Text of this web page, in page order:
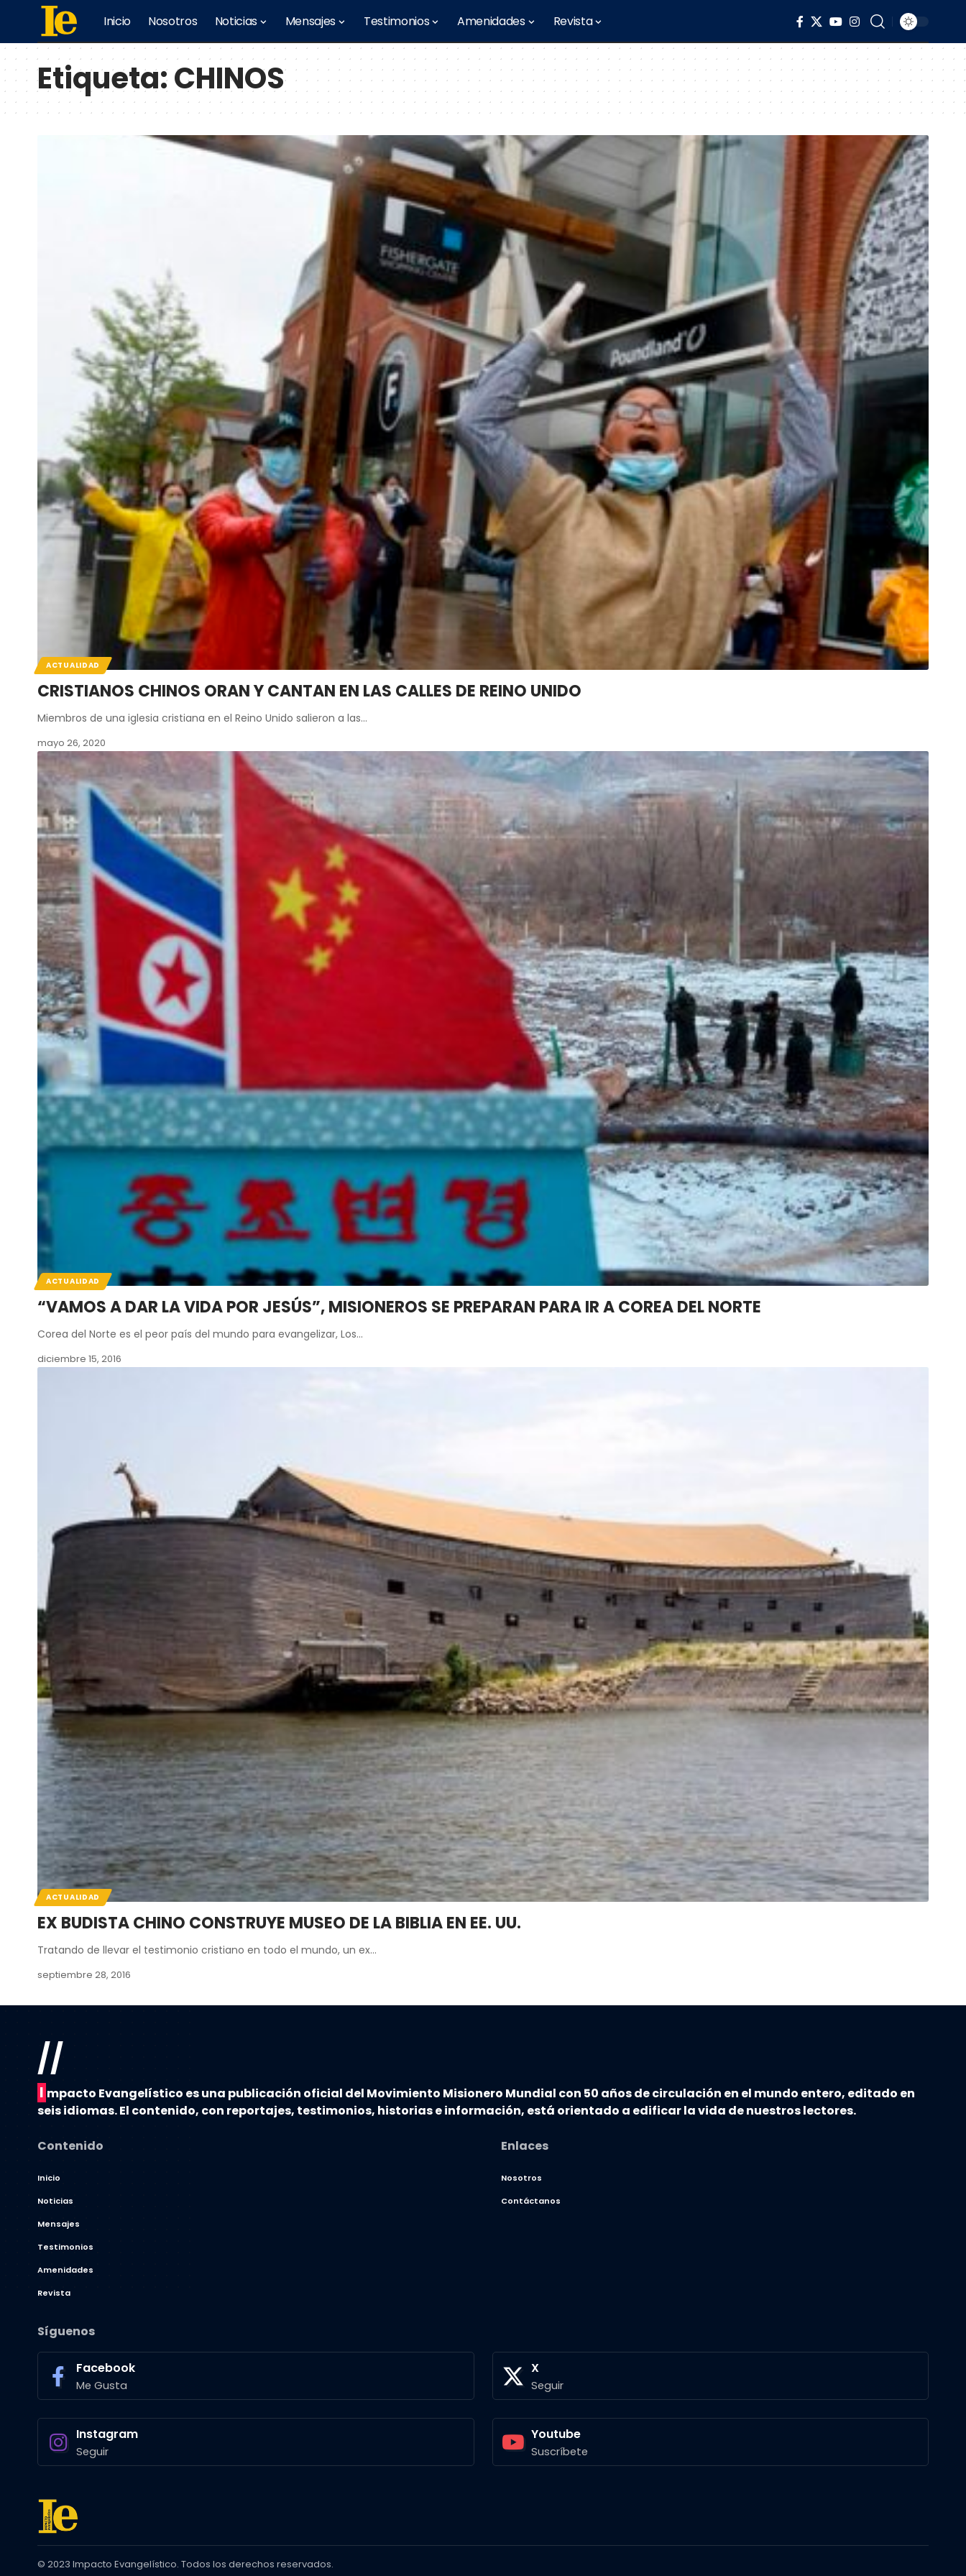
Inicio Nosotros Noticias Mensajes Testimonios Amenidades Revista
Etiqueta:CHINOS
ACTUALIDAD
CRISTIANOS CHINOS ORAN Y CANTAN EN LAS CALLES DE REINO UNIDO
Miembros de una iglesia cristiana en el Reino Unido salieron a las…
mayo 26, 2020
ACTUALIDAD
“VAMOS A DAR LA VIDA POR JESÚS”, MISIONEROS SE PREPARAN PARA IR A COREA DEL NORTE
Corea del Norte es el peor país del mundo para evangelizar, Los…
diciembre 15, 2016
ACTUALIDAD
EX BUDISTA CHINO CONSTRUYE MUSEO DE LA BIBLIA EN EE. UU.
Tratando de llevar el testimonio cristiano en todo el mundo, un ex…
septiembre 28, 2016
//
I mpacto Evangelístico es una publicación oficial del Movimiento Misionero Mundial con 50 años de circulación en el mundo entero, editado en
seis idiomas. El contenido, con reportajes, testimonios, historias e información, está orientado a edificar la vida de nuestros lectores.
Contenido
Inicio
Noticias
Mensajes
Testimonios
Amenidades
Revista
Enlaces
Nosotros
Contáctanos
Síguenos
Facebook
Me Gusta
X
Seguir
Instagram
Seguir
Youtube
Suscríbete
© 2023 Impacto Evangelístico. Todos los derechos reservados.